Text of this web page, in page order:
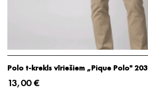
Polo t-krekls vīriešiem „Pique Polo" 203
13,00 €